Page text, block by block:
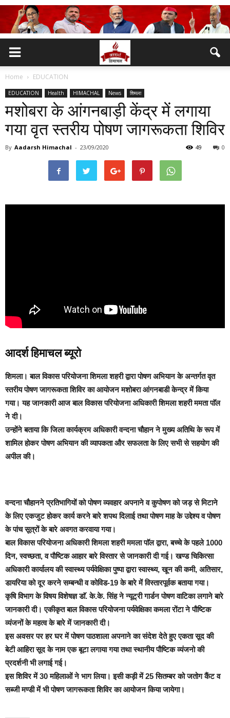
Home EDUCATION
EDUCATION Health HIMACHAL News शिमला
मशोबरा के आंगनबाड़ी केंद्र में लगाया
गया वृत स्तरीय पोषण जागरूकता शिविर
By Aadarsh Himachal - 23/09/2020 0
49
आदर्श हिमाचल ब्यूरो
शिमला।बाल विकास परियोजना शिमला शहरी द्वारा पोषण अभियान के अन्तर्गत वृत
स्तरीय पोषण जागरूकता शिविर का आयोजन मशोबरा आंगनबाडी केन्द्र में किया
गया। यह जानकारी आज बाल विकास परियोजना अधिकारी शिमला शहरी ममता पाॅल
ने दी।
उन्होंने बताया कि जिला कार्यक्रम अधिकारी वन्दना चौहान ने मुख्य अतिथि के रूप में
शामिल होकर पोषण अभियान की व्यापकता और सफलता के लिए सभी से सहयोग की
अपील की।
वन्दना चौहानने प्रतिभागियों को पोषण व्यवहार अपनाने व कुपोषण को जड़ से मिटाने
के लिए एकजुट होकर कार्य करने बारे शपथ दिलाई तथा पोषण माह के उद्देश्य व पोषण
के पांच सूत्रों के बारे अवगत करवाया गया।
बाल विकास परियोजना अधिकारी शिमला शहरी ममला पाॅल द्वारा, बच्चे के पहले 1000
दिन, स्वच्छता, व पौष्टिक आहार बारे विस्तार से जानकारी दी गई। खण्ड चिकित्सा
अधिकारी कार्यालय की स्वास्थ्य पर्यवेक्षिका पुष्पा द्वारा स्वास्थ्य, खून की कमी, अतिसार,
डायरिया को दूर करने सम्बन्धी व कोविड-19 के बारे में विस्तारपूर्वक बताया गया।
कृषि विभाग के विषय विशेषज्ञ डाॅ. के.के. सिंह ने न्यूट्री गार्डन पोषण वाटिका लगाने बारे
जानकारी दी। एकीकृत बाल विकास परियोजना पर्यवेक्षिका कमला रोंटा ने पौष्टिक
व्यंजनों के महत्व के बारे में जानकारी दी।
इस अवसर पर हर घर में पोषण पाठशाला अपनाने का संदेश देते हुए एकता सूद की
बेटी आहिरा सूद के नाम एक बूटा लगाया गया तथा स्थानीय पौष्टिक व्यंजनो की
प्रदर्शनी भी लगाई गई।
इस शिविर में 30 महिलाओं ने भाग लिया। इसी कड़ी में 25 सितम्बर को जतोग कैंट व
सब्जी मण्डी में भी पोषण जागरूकता शिविर का आयोजन किया जायेगा।